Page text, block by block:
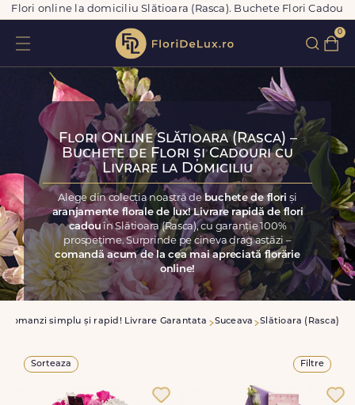
Flori online la domiciliu Slătioara (Rasca). Buchete Flori Cadou
0
Flori Online Slătioara (Rasca) –
Buchete de Flori și Cadouri cu
Livrare la Domiciliu
Alege din colecția noastră de buchete de floriși
aranjamente florale de lux! Livrare rapidă de flori
cadou în Slătioara (Rasca), cu garanție 100%
prospețime. Surprinde pe cineva drag astăzi –
comandă acum de la cea mai apreciată florărie
online!
Comanzi simplu și rapid! Livrare Garantata Suceava Slătioara (Rasca)
Sorteaza Filtre